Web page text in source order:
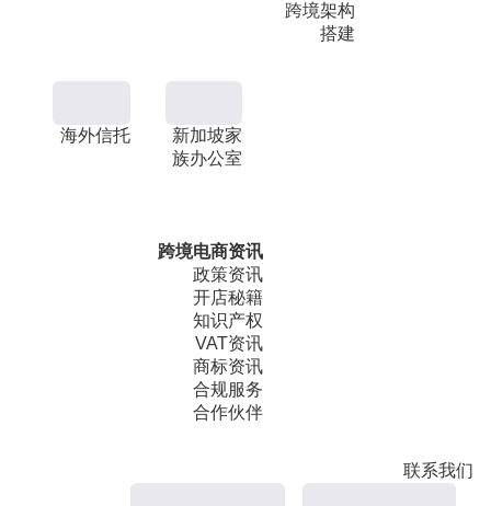
跨境架构
搭建
海外信托
新加坡家
族办公室
跨境电商资讯
政策资讯
开店秘籍
知识产权
VAT资讯
商标资讯
合规服务
合作伙伴
联系我们